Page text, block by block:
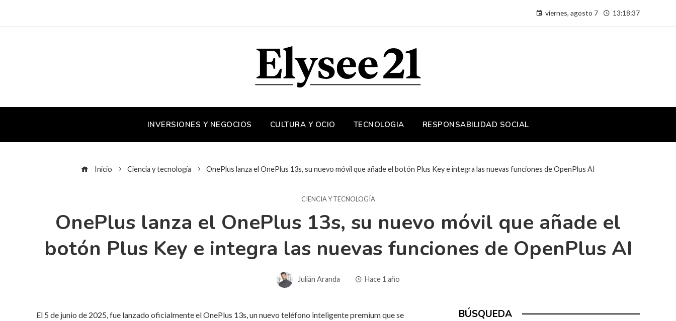
viernes, agosto 7 13:18:37
INVERSIONES Y NEGOCIOS CULTURA Y OCIO TECNOLOGIA RESPONSABILIDAD SOCIAL
Inicio Ciencia y tecnología OnePlus lanza el OnePlus 13s, su nuevo móvil que añade el botón Plus Key e integra las nuevas funciones de OpenPlus AI
CIENCIA Y TECNOLOGÍA
OnePlus lanza el OnePlus 13s, su nuevo móvil que añade el
botón Plus Key e integra las nuevas funciones de OpenPlus AI
Julián Aranda Hace 1 año
El 5 de junio de 2025, fue lanzado oficialmente el OnePlus 13s, un nuevo teléfono inteligente premium que se
BÚSQUEDA